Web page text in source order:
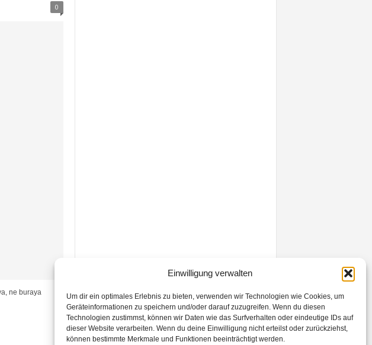
Einwilligung verwalten
Um dir ein optimales Erlebnis zu bieten, verwenden wir Technologien wie Cookies, um
Geräteinformationen zu speichern und/oder darauf zuzugreifen. Wenn du diesen
Technologien zustimmst, können wir Daten wie das Surfverhalten oder eindeutige IDs auf
dieser Website verarbeiten. Wenn du deine Einwilligung nicht erteilst oder zurückziehst,
können bestimmte Merkmale und Funktionen beeinträchtigt werden.
0
ne buraya